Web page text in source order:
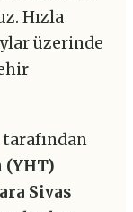
Hızla
üzerinde
tarafından
(YHT)
Sivas